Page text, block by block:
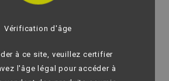
Vérification d'âge
à ce site, veuillez certifier
l'âge légal pour accéder à